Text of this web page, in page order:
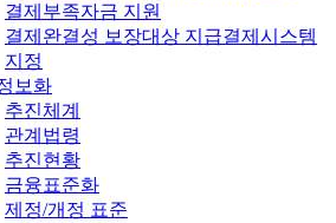
결제부족자금 지원
결제완결성 보장대상 지급결제시스템
지정
보화
추진체계
관계법령
추진현황
금융표준화
제정/개정 표준